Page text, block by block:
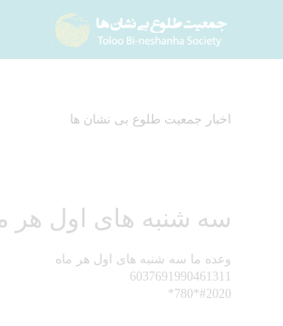
اخبار جمعیت طلوع بی نشان ها
سه شنبه های اول هر
وعده ما سه شنبه های اول هر ماه
6037691990461311
#2020*780*